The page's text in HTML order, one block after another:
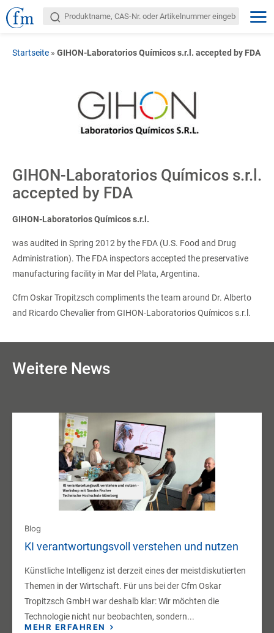
Startseite » GIHON-Laboratorios Químicos s.r.l. accepted by FDA
GIHON-Laboratorios Químicos s.r.l.
accepted by FDA
GIHON-Laboratorios Químicos s.r.l.
was audited in Spring 2012 by the FDA (U.S. Food and Drug
Administration). The FDA inspectors accepted the preservative
manufacturing facility in Mar del Plata, Argentina.
Cfm Oskar Tropitzsch compliments the team around Dr. Alberto
and Ricardo Chevalier from GIHON-Laboratorios Químicos s.r.l.
Weitere News
Blog
KI verantwortungsvoll verstehen und nutzen
Künstliche Intelligenz ist derzeit eines der meistdiskutierten
Themen in der Wirtschaft. Für uns bei der Cfm Oskar
Tropitzsch GmbH war deshalb klar: Wir möchten die
Technologie nicht nur beobachten, sondern...
MEHR ERFAHREN